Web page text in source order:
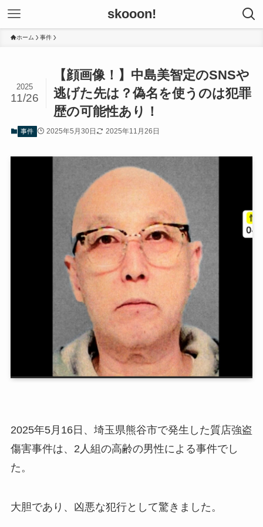
skooon!
ホーム 事件
【顔画像！】中島美智定のSNSや
逃げた先は？偽名を使うのは犯罪
歴の可能性あり！
2025
11/26
事件 2025年5月30日 2025年11月26日
2025年5月16日、埼玉県熊谷市で発生した質店強盗
傷害事件は、2人組の高齢の男性による事件でし
た。
大胆であり、凶悪な犯行として驚きました。